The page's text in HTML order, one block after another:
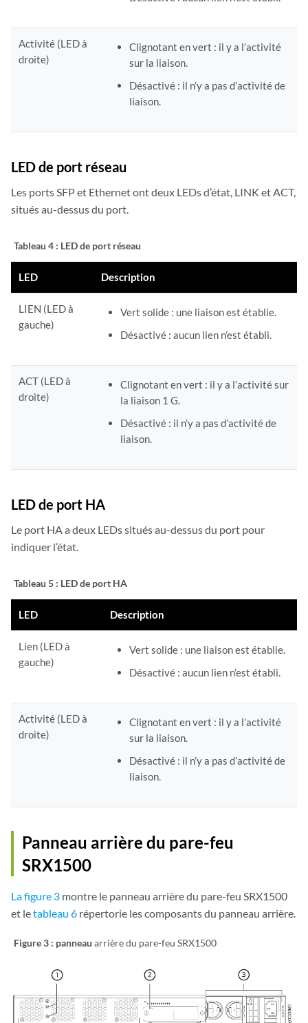
Activité (LED à
droite)
Clignotant en vert : il y a l’activité
sur la liaison.
Désactivé : il n’y a pas d’activité de
liaison.
LED de port réseau
Les ports SFP et Ethernet ont deux LEDs d’état, LINK et ACT,
situés au-dessus du port.
Tableau 4 : LEDde port réseau
LED Description
LIEN (LED à
gauche)
Vert solide : une liaison est établie.
Désactivé : aucun lien n’est établi.
ACT (LED à
droite)
Clignotant en vert : il y a l’activité sur
la liaison 1 G.
Désactivé : il n’y a pas d’activité de
liaison.
LED de port HA
Le port HA a deux LEDs situés au-dessus du port pour
indiquer l’état.
Tableau 5 : LEDde port HA
LED Description
Lien (LED à
gauche)
Vert solide : une liaison est établie.
Désactivé : aucun lien n’est établi.
Activité (LED à
droite)
Clignotant en vert : il y a l’activité
sur la liaison.
Désactivé : il n’y a pas d’activité de
liaison.
Panneau arrière du pare-feu
SRX1500
La figure 3 montre le panneau arrière du pare-feu SRX1500
et letableau 6 répertorie les composants du panneau arrière.
Figure 3 : panneau arrière du pare-feu SRX1500